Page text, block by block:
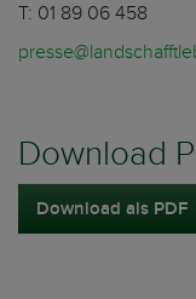
T: 01 89 06 458
Download
Download als PDF